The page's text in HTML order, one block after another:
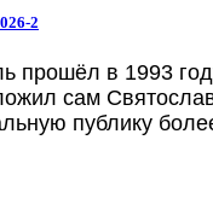
2
прошёл в 1993
сам
публику